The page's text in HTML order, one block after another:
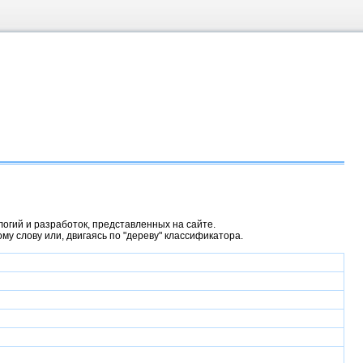
и разработок, представленных на сайте.
слову или, двигаясь по "дереву" классификатора.